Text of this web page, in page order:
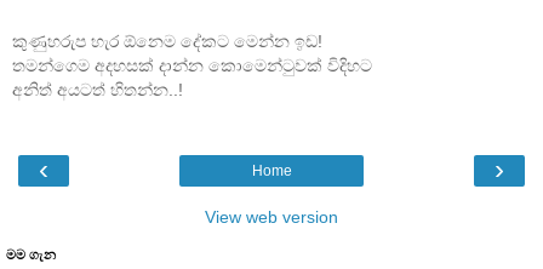
කුණුහරුප හැර ඕනෙම දේකට මෙන්න ඉඩ!
තමන්ගෙම අදහසක් දාන්න කොමෙන්ටුවක් විදිහට
අනිත් අයටත් හිතන්න..!
‹ ›
Home
View web version
මම ගැන